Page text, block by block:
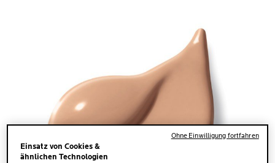
Einsatz von Cookies &
ähnlichen Technologien
Ohne Einwilligung fortfahren